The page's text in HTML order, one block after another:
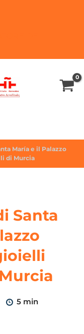
María e il Palazzo
di Murcia
Santa
5 min